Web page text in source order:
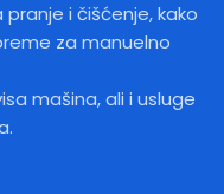
i čišćenje, kako
za manuelno
mašina, ali i usluge